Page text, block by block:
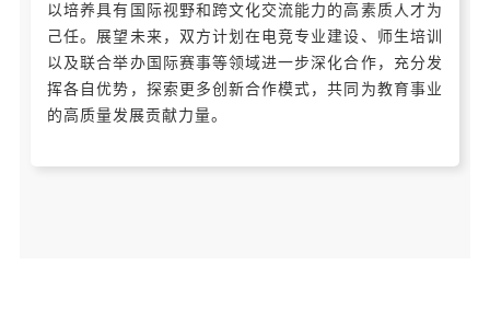
以培养具有国际视野和跨文化交流能力的高素质人才为
己任。展望未来，双方计划在电竞专业建设、师生培训
以及联合举办国际赛事等领域进一步深化合作，充分发
挥各自优势，探索更多创新合作模式，共同为教育事业
的高质量发展贡献力量。